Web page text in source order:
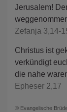
Jerusalem!
Zefanja 3,14-
Christus ist
verkündigt
die nahe
Epheser 2,17
© Evangelische